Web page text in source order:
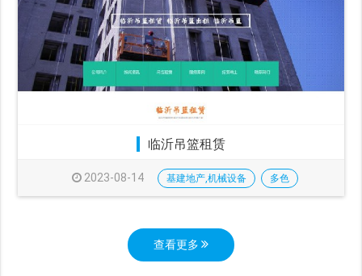
临沂吊篮租赁
2023-08-14 基建地产,机械设备 多色
查看更多